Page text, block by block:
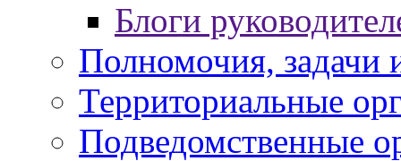
Блоги
Полномочия, задачи
Территориальные
Подведомственные